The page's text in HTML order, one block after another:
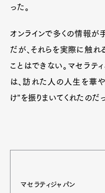
った。
オンラインで多くの情報が
だが、それらを実際に触れ
ことはできない。マセラテ
は、訪れた人の人生を華
け”を振りまいてくれたのだ
マセラティジャパン